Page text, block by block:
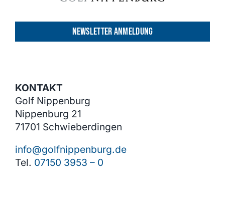
NEWSLETTER ANMELDUNG
KONTAKT
Golf Nippenburg
Nippenburg 21
71701 Schwieberdingen
info@golfnippenburg.de
Tel. 07150 3953 – 0